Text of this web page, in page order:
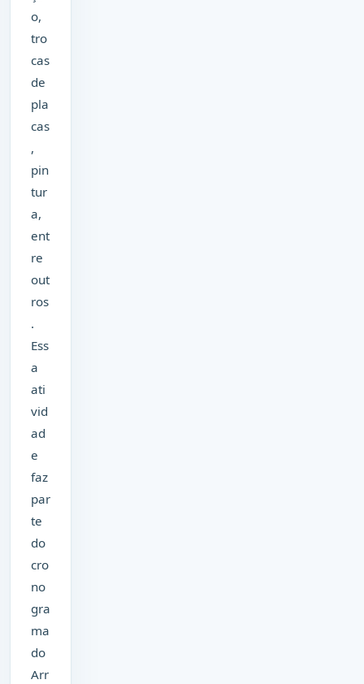
o,
tro
cas
de
pla
cas
,
pin
tur
a,
ent
re
out
ros
.
Ess
a
ati
vid
ad
e
faz
par
te
do
cro
no
gra
ma
do
Arr